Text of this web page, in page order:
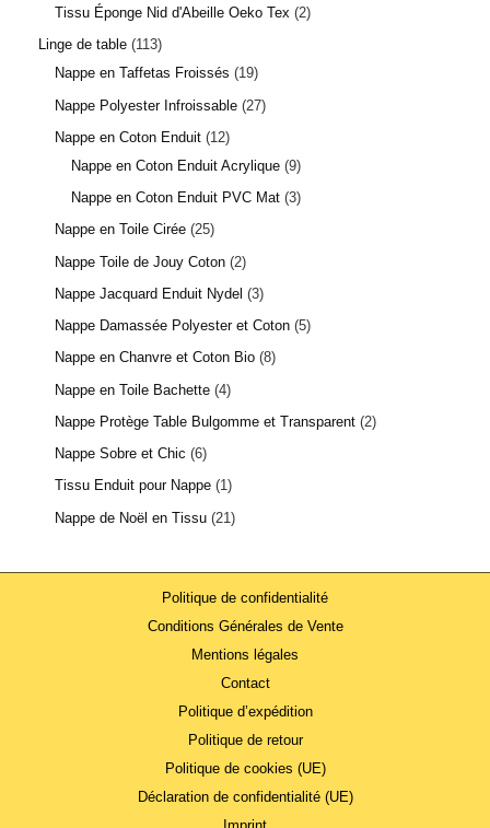
Tissu Éponge Nid d'Abeille Oeko Tex 2
Linge de table 113
Nappe en Taffetas Froissés
19
Nappe Polyester Infroissable 27
Nappe en Coton Enduit 12
Nappe en Coton Enduit Acrylique 9
Nappe en Coton Enduit PVC Mat 3
Nappe en Toile Cirée 25
Nappe Toile de Jouy Coton 2
Nappe Jacquard Enduit Nydel
3
Nappe Damassée Polyester et Coton 5
Nappe en Chanvre et Coton Bio 8
Nappe en Toile Bachette 4
Nappe Protège Table Bulgomme et Transparent 2
Nappe Sobre et Chic 6
Tissu Enduit pour Nappe 1
Nappe de Noël en Tissu 21
Politique de confidentialité
Conditions Générales de Vente
Mentions légales
Contact
Politique d’expédition
Politique de retour
Politique de cookies (UE)
Déclaration de confidentialité (UE)